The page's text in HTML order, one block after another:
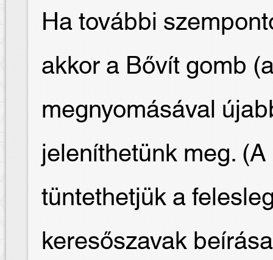
Ha további
akkor a Bővít gomb
megnyomásával
jeleníthetünk meg.
tüntethetjük a
keresőszavak